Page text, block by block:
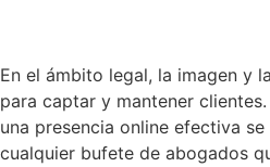
En el ámbito legal, la imagen y
para captar y mantener
una presencia online efectiva
cualquier bufete de abogados